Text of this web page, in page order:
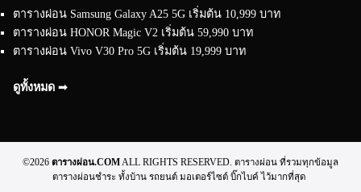
ตารางผ่อน Samsung Galaxy A25 5G เริ่มต้น 10,999 บาท
ตารางผ่อน HONOR Magic V2 เริ่มต้น 59,990 บาท
ตารางผ่อน Vivo V30 Pro 5G เริ่มต้น 19,999 บาท
ดูทั้งหมด ➟
©2026 ตารางผ่อน.COM ALL RIGHTS RESERVED. ตารางผ่อน ที่รวมทุกข้อมูล
ตารางผ่อนชำระ ทั้งบ้าน รถยนต์ มอเตอร์ไซต์ บิ๊กไบค์ ไว้มากที่สุด